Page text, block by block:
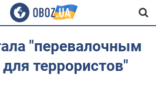
"перевалочным
террористов"